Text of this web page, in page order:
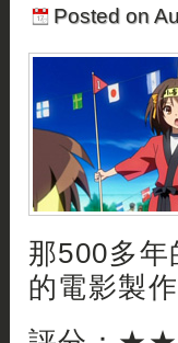
Posted on
那500多
的電影製